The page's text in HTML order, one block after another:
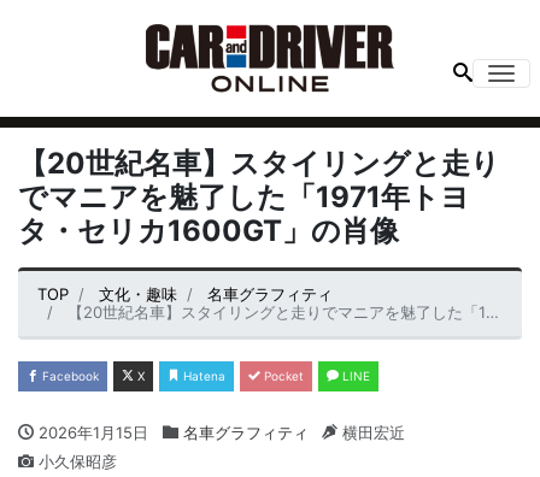
【20世紀名車】スタイリングと走り
でマニアを魅了した「1971年トヨ
タ・セリカ1600GT」の肖像
TOP 文化・趣味
名車グラフィティ
【20世紀名車】スタイリングと走りでマニアを魅了した「1971年トヨタ・セリカ1600GT」の肖像
Facebook X Hatena Pocket LINE
2026年1月15日 名車グラフィティ
横田宏近
小久保昭彦